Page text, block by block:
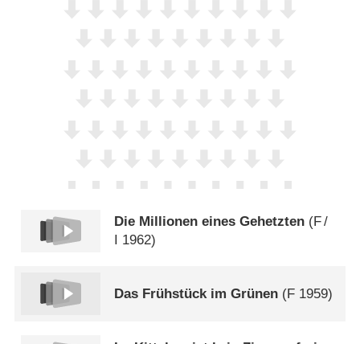
Die Millionen eines Gehetzten (F/
1962)
Das Frühstück im Grünen (F 1959)